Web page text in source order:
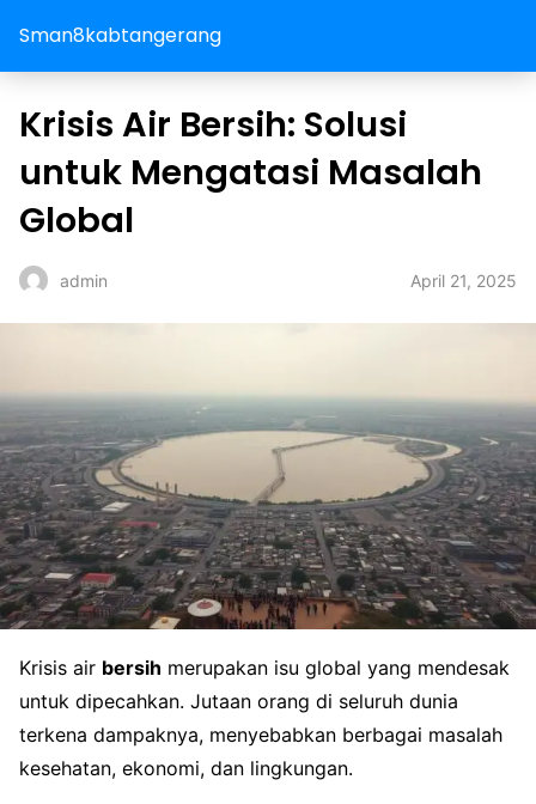
Sman8kabtangerang
Krisis Air Bersih: Solusi
untuk Mengatasi Masalah
Global
admin April 21, 2025
Krisis air bersih merupakan isu global yang mendesak
untuk dipecahkan. Jutaan orang di seluruh dunia
terkena dampaknya, menyebabkan berbagai masalah
kesehatan, ekonomi, dan lingkungan.